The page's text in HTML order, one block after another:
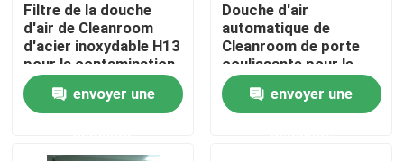
Contrôle de qualité
Contactez-nous
Filtre de la douche
d'air de Cleanroom
d'acier inoxydable H13
pour la contamination
particulaire
envoyer une
Douche d'air
automatique de
Cleanroom de porte
coulissante pour le
dépoussiérage de
personne/cargaison
envoyer une